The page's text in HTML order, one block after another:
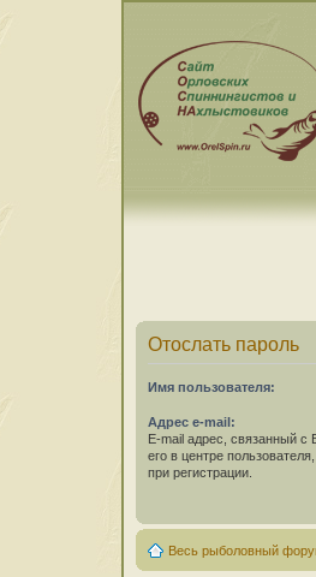
Отослать пароль
Имя пользователя:
Адрес e-mail:
E-mail адрес, связанный
его в центре
при регистрации.
Весь рыболовный